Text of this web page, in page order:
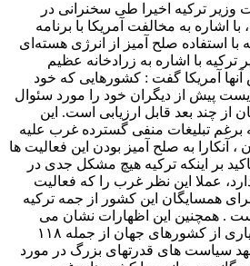
ترکیه اخیرا طی سخنرانی در
با اشاره به مخالفت آمریکا با برنامه
استفاده صلح آمیز از انرژی هسته‌ای
با اشاره به زرادخانه عظیم
آمریکا گفت : کشورهایی که خود
پیش از دیگران خود را مورد سئوال
از چند بعد قابل ارزیابی است. این
تبلیغات منفی گسترده غرب علیه
آنکارا به صلح آمیز بودن این فعالیت ها
بر اینکه ترکیه هیچ مشکل جدی در
عملا این نظر غرب را که فعالیت
همسایگان این کشور از جمه ترکیه
. همچنین این اظهارات نشان می
دهدکه ترکیه نیز بمانند بسیاری از کشورهای جهان از جمله ۱۱۸
سیاست های قدرتهای بزرگ در مورد